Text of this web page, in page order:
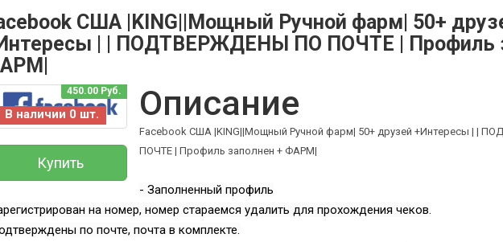
США |KING||Мощный Ручной фарм| 50+
| | ПОДТВЕРЖДЕНЫ ПО ПОЧТЕ | Профиль
В наличии 0 шт.
450.00 Руб.
Купить
Описание
Facebook США |KING||Мощный Ручной фарм| 50+ друзей +Интересы | |
ПОЧТЕ | Профиль заполнен + ФАРМ|
- Заполненный профиль
на номер, номер стараемся удалить для прохождения чеков.
по почте, почта в комплекте.